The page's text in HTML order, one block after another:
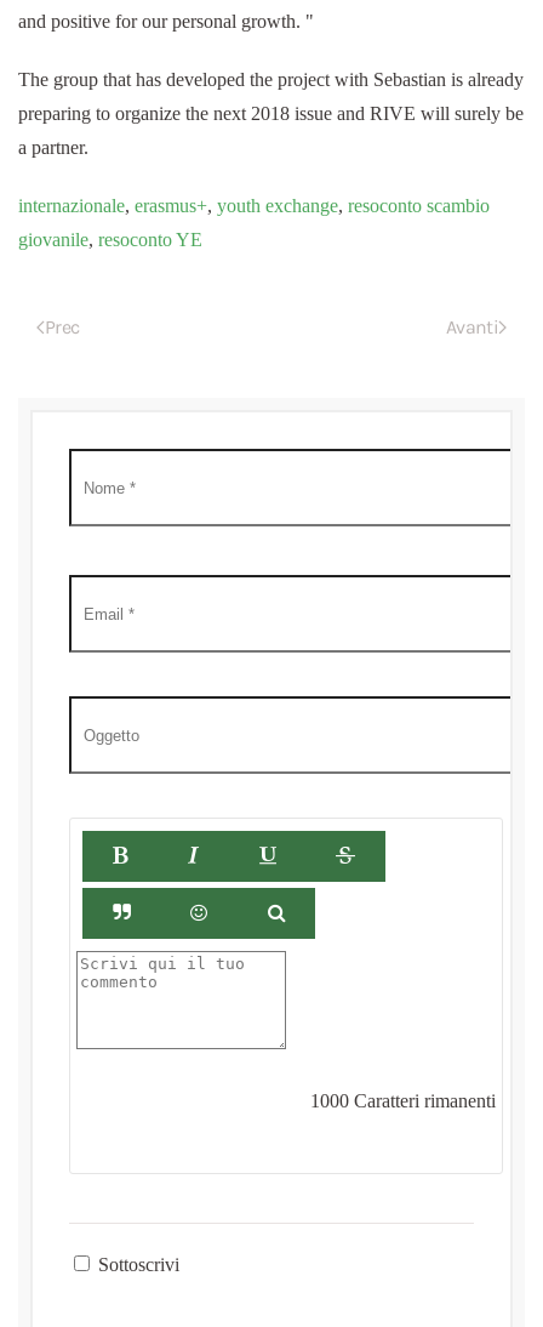
and positive for our personal growth. "
The group that has developed the project with Sebastian is already
preparing to organize the next 2018 issue and RIVE will surely be
a partner.
internazionale, erasmus+, youth exchange, resoconto scambio
giovanile, resoconto YE
Prec Avanti
1000 Caratteri rimanenti
Sottoscrivi